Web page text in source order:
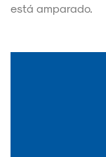
está amparado.